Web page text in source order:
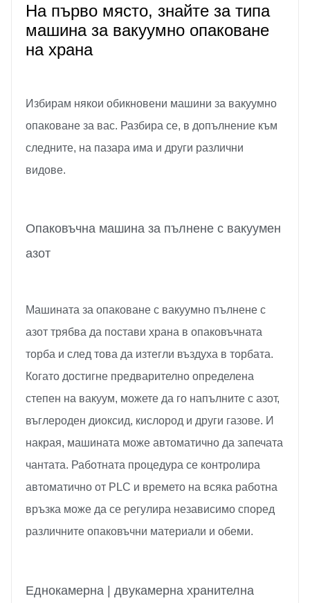
На първо място, знайте за типа
машина за вакуумно опаковане
на храна
Избирам някои обикновени машини за вакуумно
опаковане за вас. Разбира се, в допълнение към
следните, на пазара има и други различни
видове.
Опаковъчна машина за пълнене с вакуумен
азот
Машината за опаковане с вакуумно пълнене с
азот трябва да постави храна в опаковъчната
торба и след това да изтегли въздуха в торбата.
Когато достигне предварително определена
степен на вакуум, можете да го напълните с азот,
въглероден диоксид, кислород и други газове. И
накрая, машината може автоматично да запечата
чантата. Работната процедура се контролира
автоматично от PLC и времето на всяка работна
връзка може да се регулира независимо според
различните опаковъчни материали и обеми.
Еднокамерна | двукамерна хранителна